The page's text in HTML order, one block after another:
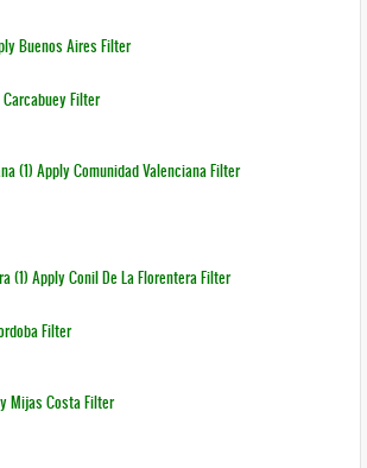
Buenos Aires Filter
Filter
(1) Apply Comunidad Valenciana Filter
(1) Apply Conil De La Florentera Filter
Filter
Mijas Costa Filter